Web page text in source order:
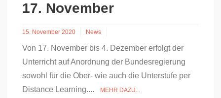
17. November
15. November 2020 News
Von 17. November bis 4. Dezember erfolgt der
Unterricht auf Anordnung der Bundesregierung
sowohl für die Ober- wie auch die Unterstufe per
Distance Learning....
MEHR DAZU...